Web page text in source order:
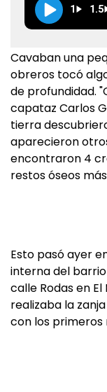
1 1.5
Cavaban una
obreros tocó
de profundidad.
capataz Carlos
tierra
aparecieron
encontraron 4
restos óseos
Esto pasó ayer
interna del
calle Rodas en
realizaba la
con los primeros